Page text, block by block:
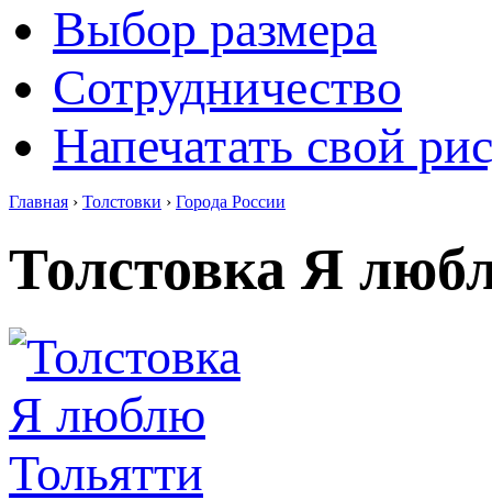
Выбор размера
Сотрудничество
Напечатать свой
Главная › Толстовки › Города России
Толстовка Я